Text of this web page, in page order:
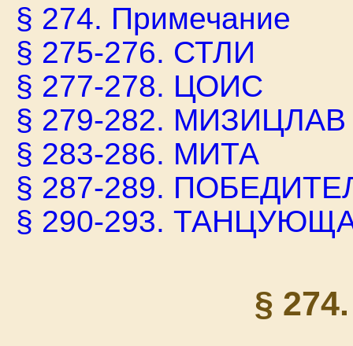
§ 274. Примечание
§ 275-276. СТЛИ
§ 277-278. ЦОИС
§ 279-282. МИЗИЦЛАВ
§ 283-286. МИТА
§ 287-289.
§ 290-293.
§